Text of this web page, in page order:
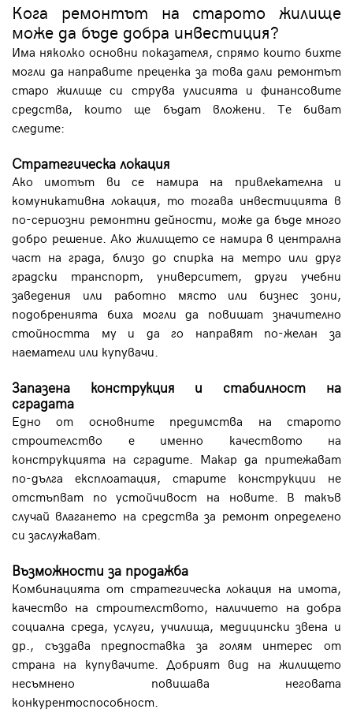
Кога ремонтът на старото жилище
може да бъде добра инвестиция?
Има няколко основни показателя, спрямо които бихте
могли да направите преценка за това дали ремонтът
старо жилище си струва улисията и финансовите
средства, които ще бъдат вложени. Те биват
следите:
Стратегическа локация
Ако имотът ви се намира на привлекателна и
комуникативна локация, то тогава инвестицията в
по-сериозни ремонтни дейности, може да бъде много
добро решение. Ако жилището се намира в централна
част на града, близо до спирка на метро или друг
градски транспорт, университет, други учебни
заведения или работно място или бизнес зони,
подобренията биха могли да повишат значително
стойността му и да го направят по-желан за
наематели или купувачи.
Запазена конструкция и стабилност на
сградата
Едно от основните предимства на старото
строителство е именно качеството на
конструкцията на сградите. Макар да притежават
по-дълга експлоатация, старите конструкции не
отстъпват по устойчивост на новите. В такъв
случай влагането на средства за ремонт определено
си заслужават.
Възможности за продажба
Комбинацията от стратегическа локация на имота,
качество на строителството, наличието на добра
социална среда, услуги, училища, медицински звена и
др., създава предпоставка за голям интерес от
страна на купувачите. Добрият вид на жилището
несъмнено повишава неговата
конкурентоспособност.